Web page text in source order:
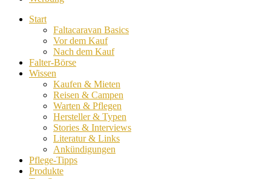
Start
Faltacaravan Basics
Vor dem Kauf
Nach dem Kauf
Falter-Börse
Wissen
Kaufen & Mieten
Reisen & Campen
Warten & Pflegen
Hersteller & Typen
Stories & Interviews
Literatur & Links
Ankündigungen
Pflege-Tipps
Produkte